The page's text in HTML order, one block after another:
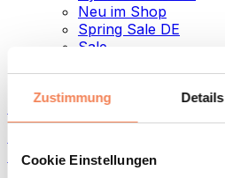
Zustimmung Details
Cookie Einstellungen
Neu im Shop
Spring Sale DE
Sale
Kategorien
Lebensmittel
Nüsse